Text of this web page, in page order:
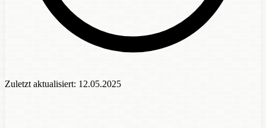
Zuletzt aktualisiert: 12.05.2025